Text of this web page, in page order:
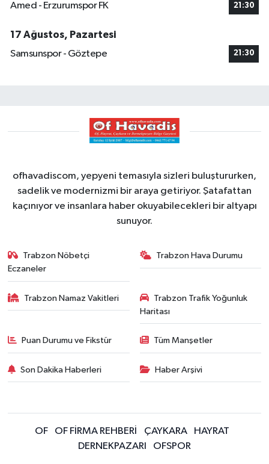
Amed - Erzurumspor FK 21:30
17 Ağustos, Pazartesi
Samsunspor - Göztepe
21:30
ofhavadiscom, yepyeni temasıyla sizleri buluştururken,
sadelik ve modernizmi bir araya getiriyor. Şatafattan
kaçınıyor ve insanlara haber okuyabilecekleri bir altyapı
sunuyor.
Trabzon Nöbetçi
Eczaneler
Trabzon Hava Durumu
Trabzon Namaz Vakitleri
Trabzon Trafik Yoğunluk
Haritası
Puan Durumu ve Fikstür Tüm Manşetler
Son Dakika Haberleri Haber Arşivi
OF OF FİRMA REHBERİ ÇAYKARA
HAYRAT
DERNEKPAZARI
OFSPOR